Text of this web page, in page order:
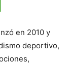
en 2010 y
deportivo,